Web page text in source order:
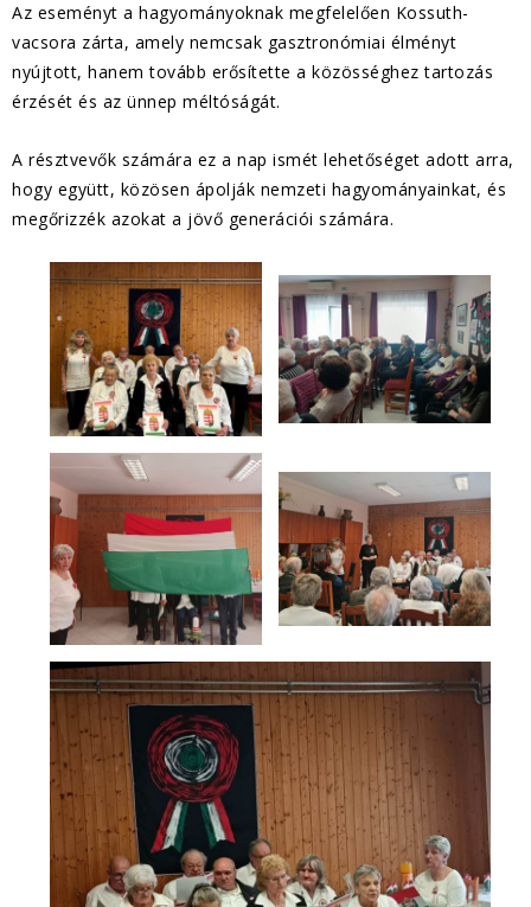
Az eseményt a hagyományoknak megfelelően Kossuth-
vacsora zárta, amely nemcsak gasztronómiai élményt
nyújtott, hanem tovább erősítette a közösséghez tartozás
érzését és az ünnep méltóságát.
A résztvevők számára ez a nap ismét lehetőséget adott arra,
hogy együtt, közösen ápolják nemzeti hagyományainkat, és
megőrizzék azokat a jövő generációi számára.